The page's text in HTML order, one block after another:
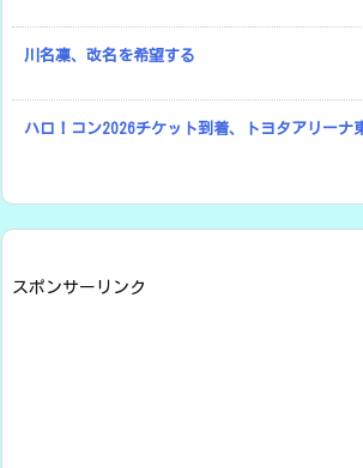
川名凜、改名を希望する
ハロ！コン2026チケット到着、トヨタアリーナ
スポンサーリンク